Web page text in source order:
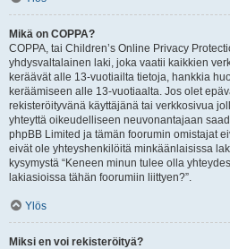
Mikä on COPPA?
COPPA, tai Children’s Online Privacy
yhdysvaltalainen laki, joka vaatii kaikkien
keräävät alle 13-vuotiailta tietoja, hankkia
keräämiseen alle 13-vuotiaalta. Jos olet
rekisteröityvänä käyttäjänä tai verkkosivua
yhteyttä oikeudelliseen neuvonantajaan
phpBB Limited ja tämän foorumin omistajat
eivät ole yhteyshenkilöitä minkäänlaisissa
kysymystä “Keneen minun tulee olla
lakiasioissa tähän foorumiin liittyen?”.
Ylös
Miksi en voi rekisteröityä?